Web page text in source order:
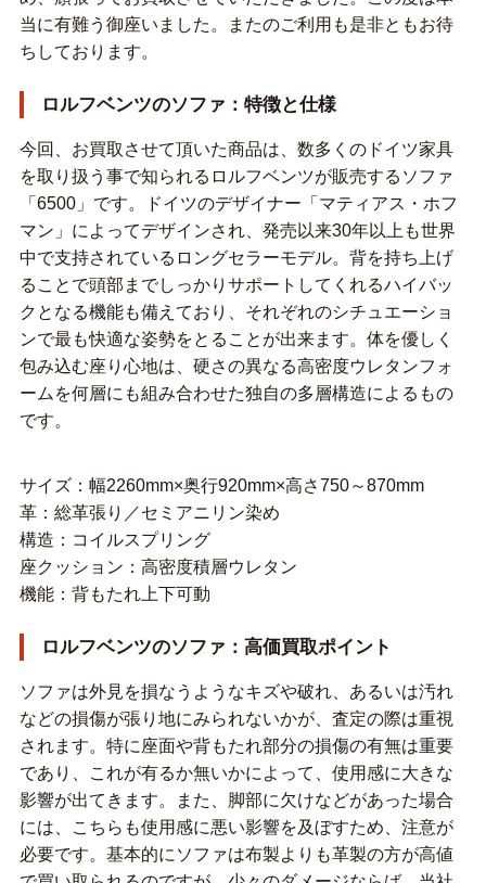
当に有難う御座いました。またのご利用も是非ともお待
ちしております。
ロルフベンツのソファ：特徴と仕様
今回、お買取させて頂いた商品は、数多くのドイツ家具
を取り扱う事で知られるロルフベンツが販売するソファ
「6500」です。ドイツのデザイナー「マティアス・ホフ
マン」によってデザインされ、発売以来30年以上も世界
中で支持されているロングセラーモデル。背を持ち上げ
ることで頭部までしっかりサポートしてくれるハイバッ
クとなる機能も備えており、それぞれのシチュエーショ
ンで最も快適な姿勢をとることが出来ます。体を優しく
包み込む座り心地は、硬さの異なる高密度ウレタンフォ
ームを何層にも組み合わせた独自の多層構造によるもの
です。
サイズ：幅2260mm×奥行920mm×高さ750～870mm
革：総革張り／セミアニリン染め
構造：コイルスプリング
座クッション：高密度積層ウレタン
機能：背もたれ上下可動
ロルフベンツのソファ：高価買取ポイント
ソファは外見を損なうようなキズや破れ、あるいは汚れ
などの損傷が張り地にみられないかが、査定の際は重視
されます。特に座面や背もたれ部分の損傷の有無は重要
であり、これが有るか無いかによって、使用感に大きな
影響が出てきます。また、脚部に欠けなどがあった場合
には、こちらも使用感に悪い影響を及ぼすため、注意が
必要です。基本的にソファは布製よりも革製の方が高値